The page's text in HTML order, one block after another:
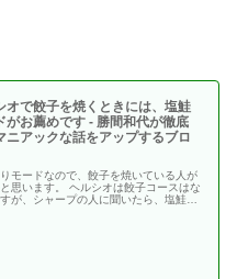
オで餃子を焼くときには、塩鮭
がお薦めです - 勝間和代が徹底
ニアックな話をアップするブロ
モードなので、餃子を焼いている人が
思います。 ヘルシオは餃子コースはな
が、シャープの人に聞いたら、塩鮭の